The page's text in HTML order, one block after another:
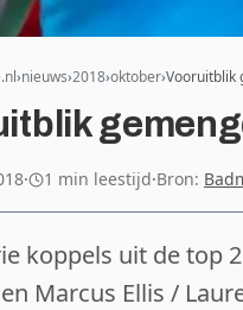
nieuws 2018 oktober Vooruitblik
· 1 min leestijd·Bron:
koppels uit de top
Marcus Ellis /